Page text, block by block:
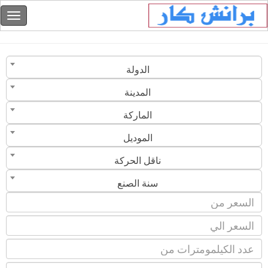
الدولة
المدينة
الماركة
الموديل
ناقل الحركة
سنة الصنع